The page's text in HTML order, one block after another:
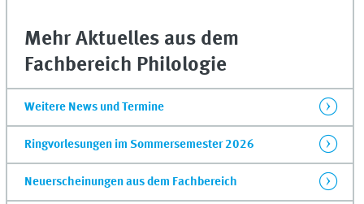
Mehr Aktuelles aus dem
Fachbereich Philologie
Weitere News und Termine
Ringvorlesungen im Sommersemester 2026
Neuerscheinungen aus dem Fachbereich